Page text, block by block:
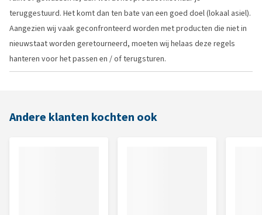
teruggestuurd. Het komt dan ten bate van een goed doel (lokaal asiel).
Aangezien wij vaak geconfronteerd worden met producten die niet in
nieuwstaat worden geretourneerd, moeten wij helaas deze regels
hanteren voor het passen en / of terugsturen.
Andere klanten kochten ook